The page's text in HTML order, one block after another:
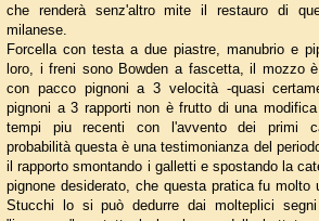
che renderà senz'altro mite il restauro di
milanese.
Forcella con testa a due piastre, manubrio e
loro, i freni sono Bowden a fascetta, il mozzo
con pacco pignoni a 3 velocità -quasi
pignoni a 3 rapporti non è frutto di una
tempi piu recenti con l'avvento dei primi
probabilità questa è una testimonianza del
il rapporto smontando i galletti e spostando la
pignone desiderato, che questa pratica fu molto
Stucchi lo si può dedurre dai molteplici